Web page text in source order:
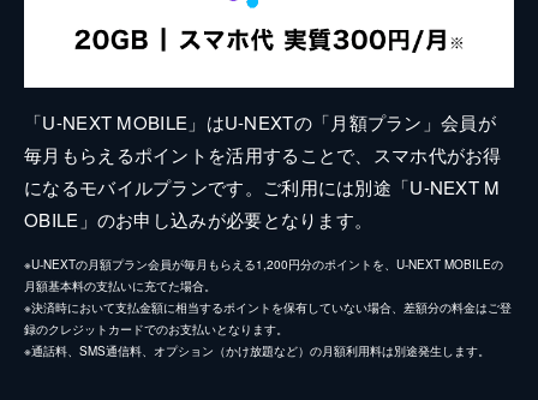
「U-NEXT MOBILE」はU-NEXTの「月額プラン」会員が
毎月もらえるポイントを活用することで、スマホ代がお得
になるモバイルプランです。ご利用には別途「U-NEXT M
OBILE」のお申し込みが必要となります。
※U-NEXTの月額プラン会員が毎月もらえる1,200円分のポイントを、U-NEXT MOBILEの
月額基本料の支払いに充てた場合。
※決済時において支払金額に相当するポイントを保有していない場合、差額分の料金はご登
録のクレジットカードでのお支払いとなります。
※通話料、SMS通信料、オプション（かけ放題など）の月額利用料は別途発生します。